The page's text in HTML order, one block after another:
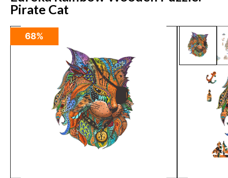
Pirate Cat
68%